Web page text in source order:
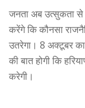
जनता अब उत्सुकता से
करेंगे कि कौनसा
उतरेगा। 8 अक्टूबर
की बात होगी कि
करेगी।